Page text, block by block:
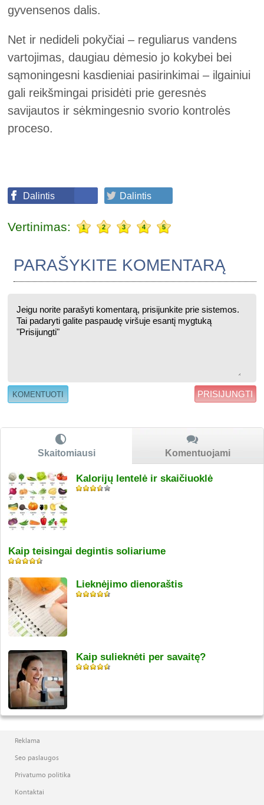
gyvensenos dalis.
Net ir nedideli pokyčiai – reguliarus vandens
vartojimas, daugiau dėmesio jo kokybei bei
sąmoningesni kasdieniai pasirinkimai – ilgainiui
gali reikšmingai prisidėti prie geresnės
savijautos ir sėkmingesnio svorio kontrolės
proceso.
Dalintis Dalintis
Vertinimas: 1 2 3 4 5
PARAŠYKITE KOMENTARĄ
PRISIJUNGTI
Skaitomiausi Komentuojami
Kalorijų lentelė ir skaičiuoklė
Kaip teisingai degintis soliariume
Lieknėjimo dienoraštis
Kaip sulieknėti per savaitę?
Reklama
Seo paslaugos
Privatumo politika
Kontaktai